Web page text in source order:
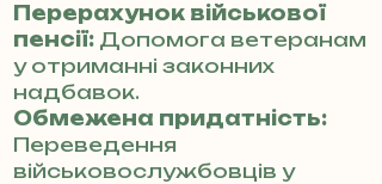
Перерахунок військової
пенсії: Допомога ветеранам
у отриманні законних
надбавок.
Обмежена придатність:
Переведення
військовослужбовців у